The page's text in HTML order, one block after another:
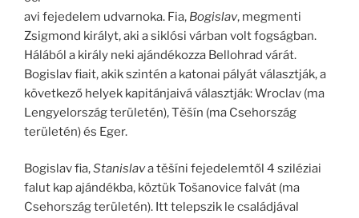
avi fejedelem udvarnoka. Fia, Bogislav, megmenti
Zsigmond királyt, aki a siklósi várban volt fogságban.
Hálából a király neki ajándékozza Bellohrad várát.
Bogislav fiait, akik szintén a katonai pályát választják, a
következő helyek kapitánjaivá választják: Wroclav (ma
Lengyelország területén), Těšín (ma Csehország
területén) és Eger.
Bogislav fia,Stanislava těšíni fejedelemtől 4 sziléziai
falut kap ajándékba, köztük Tošanovice falvát (ma
Csehország területén). Itt telepszik le családjával